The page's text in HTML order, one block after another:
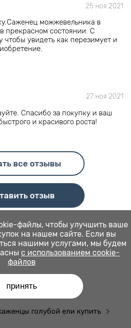
25 ноя 2021
можжевельника в
прекрасном состоянии. С
увидеть как перезимует и
27 ноя 2021
Спасибо за покупку и ваш
и красивого роста!
все отзывы
отзыв
купить
голубой ели купить
файлы, чтобы улучшить ваше
на нашем сайте. Если вы
нашими услугами, мы будем
с использованием cookie-
файлов
принять